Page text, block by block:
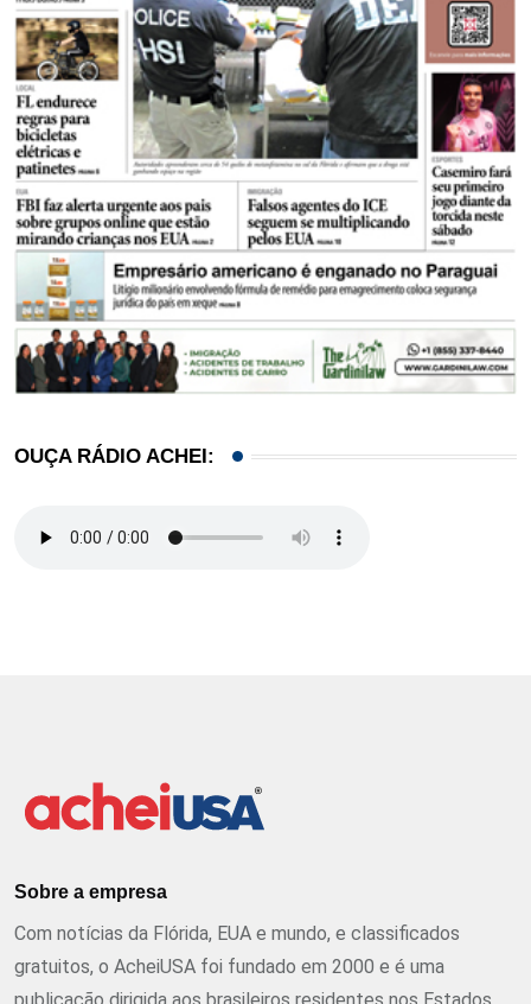
OUÇA RÁDIO ACHEI:
Sobre a empresa
Com notícias da Flórida, EUA e mundo, e classificados
gratuitos, o AcheiUSA foi fundado em 2000 e é uma